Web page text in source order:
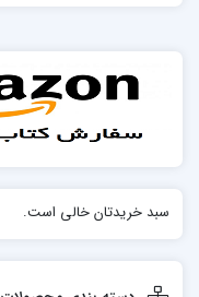
سبد خریدتان خالی است.